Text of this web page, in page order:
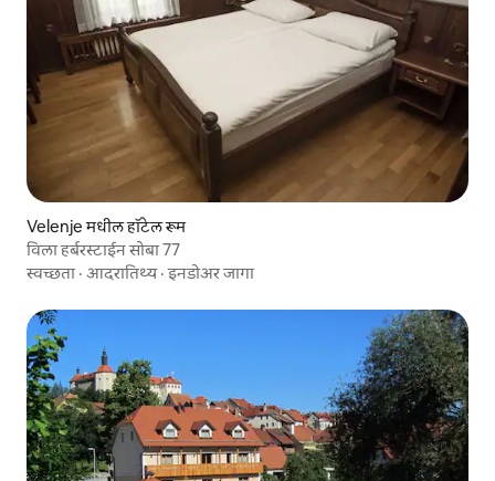
Velenje मधील हॉटेल रूम
विला हर्बरस्टाईन सोबा 77
स्वच्छता · आदरातिथ्य·इनडोअर जागा